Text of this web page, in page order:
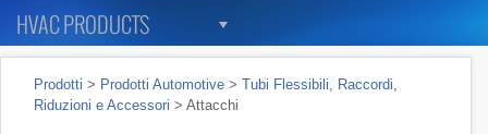
HVAC PRODUCTS
Prodotti > Prodotti Automotive > Tubi Flessibili, Raccordi,
Riduzioni e Accessori > Attacchi